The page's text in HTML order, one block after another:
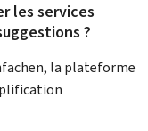
les services
?
la plateforme